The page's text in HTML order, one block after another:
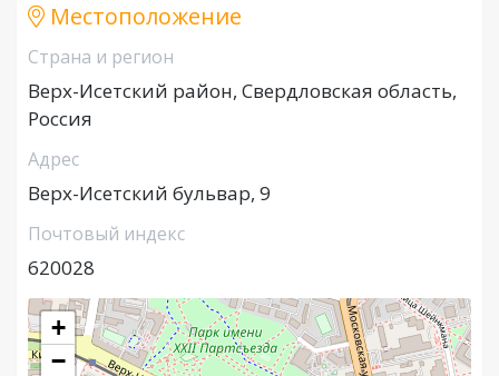
Местоположение
Страна и регион
Верх-Исетский район, Свердловская область,
Россия
Адрес
Верх-Исетский бульвар, 9
Почтовый индекс
620028
+
−